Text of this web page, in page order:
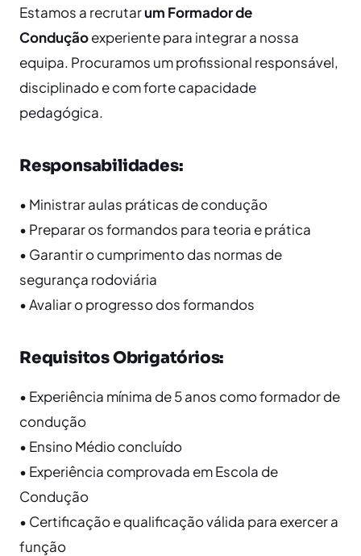
Estamos a recrutarum Formador de
Conduçãoexperiente para integrar a nossa
equipa. Procuramos um profissional responsável,
disciplinado e com forte capacidade
pedagógica.
Responsabilidades:
• Ministrar aulas práticas de condução
• Preparar os formandos para teoria e prática
• Garantir o cumprimento das normas de
segurança rodoviária
• Avaliar o progresso dos formandos
Requisitos Obrigatórios:
• Experiência mínima de 5 anos como formador de
condução
• Ensino Médio concluído
• Experiência comprovada em Escola de
Condução
• Certificação e qualificação válida para exercer a
função